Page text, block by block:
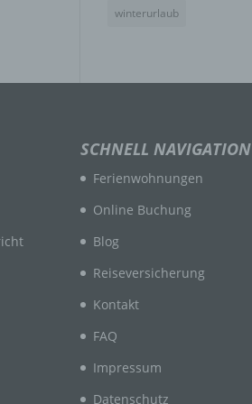
winterurlaub
SCHNELL NAVIGATION
Ferienwohnungen
Online Buchung
Blog
Reiseversicherung
Kontakt
FAQ
Impressum
Datenschutz